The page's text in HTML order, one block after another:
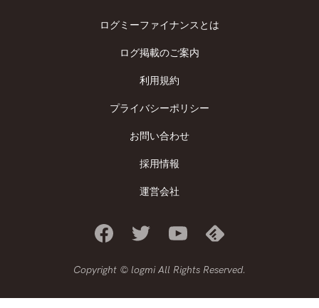
ログミーファイナンスとは
ログ掲載のご案内
利用規約
プライバシーポリシー
お問い合わせ
採用情報
運営会社
Copyright © logmi All Rights Reserved.